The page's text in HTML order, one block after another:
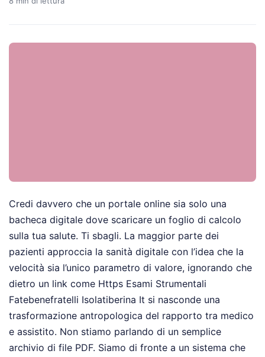
Credi davvero che un portale online sia solo una
bacheca digitale dove scaricare un foglio di calcolo
sulla tua salute. Ti sbagli. La maggior parte dei
pazienti approccia la sanità digitale con l’idea che la
velocità sia l’unico parametro di valore, ignorando che
dietro un link come Https Esami Strumentali
Fatebenefratelli Isolatiberina It si nasconde una
trasformazione antropologica del rapporto tra medico
e assistito. Non stiamo parlando di un semplice
archivio di file PDF. Siamo di fronte a un sistema che